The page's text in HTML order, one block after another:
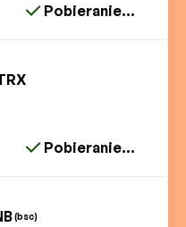
Pobieranie...
Pobieranie...
(bsc)